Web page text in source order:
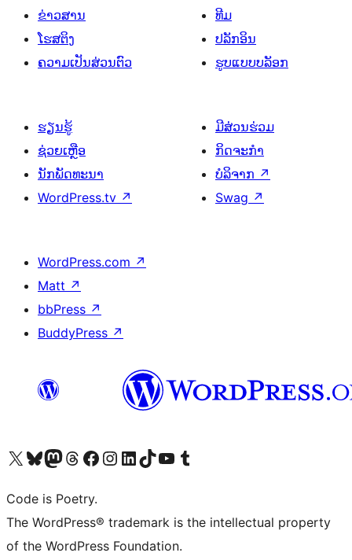
ຂ່າວສານ
ໂຮສຕິງ
ຄວາມເປັນສ່ວນຕົວ
ທີມ
ປລັກອິນ
ຮູບແບບບລັອກ
ຮຽນຮູ້
ຊ່ວຍເຫຼືອ
ນັກພັດທະນາ
WordPress.tv ↗
ມີສ່ວນຮ່ວມ
ກິດຈະກຳ
ບໍລິຈາກ ↗
Swag ↗
WordPress.com ↗
Matt ↗
bbPress ↗
BuddyPress ↗
ຢ້ຽມຊົມບັນຊີ X (ຊື່ເກົ່າ Twitter) ຂອງພວກເຮົາຢ້ຽມຊົມບັນຊີ Bluesky ຂອງພວກເຮົາຢ້ຽມຊົມບັນຊີ Mastodon ຂອງພວກເຮົາຢ້ຽມຊົມບັນຊີ Threads ຂອງພວກເຮົາຢ້ຽມຊົມໜ້າ Facebook ຂອງພວກເຮົາຢ້ຽມຊົມບັນຊີ Instagram ຂອງພວກເຮົາຢ້ຽມຊົມບັນຊີ LinkedIn ຂອງພວກເຮົາຢ້ຽມຊົມບັນຊີ TikTok ຂອງພວກເຮົາຢ້ຽມຊົມຊ່ອງ YouTube ຂອງພວກເຮົາຢ້ຽມຊົມບັນຊີ Tumblr ຂອງພວກເຮົາ
Code is Poetry.
The WordPress® trademark is the intellectual property
of the WordPress Foundation.